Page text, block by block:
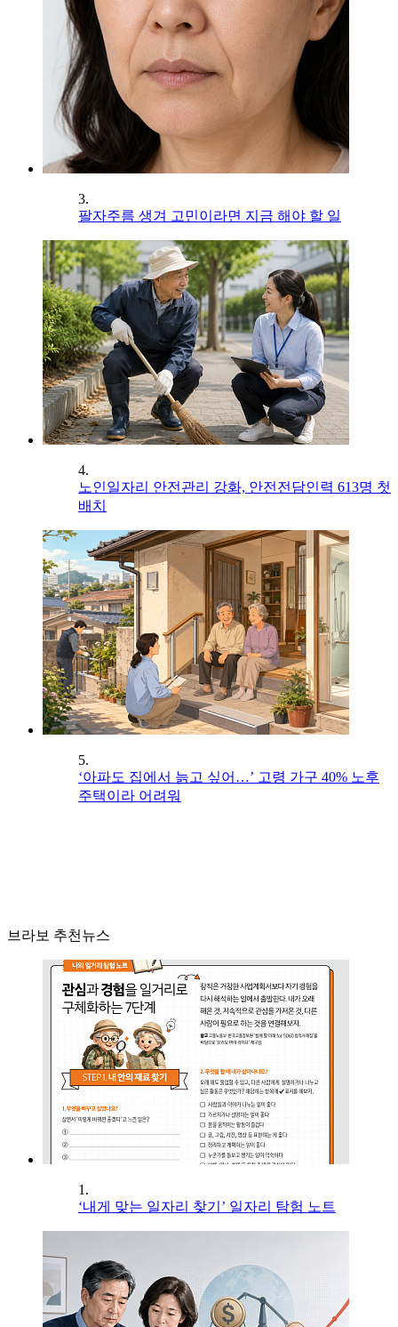
3.
팔자주름 생겨 고민이라면 지금 해야 할 일
4.
노인일자리 안전관리 강화, 안전전담인력 613명 첫
배치
5.
‘아파도 집에서 늙고 싶어…’ 고령 가구 40% 노후
주택이라 어려워
브라보 추천뉴스
1.
‘내게 맞는 일자리 찾기’ 일자리 탐험 노트